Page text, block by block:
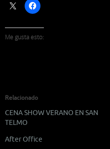
Me gusta esto:
Relacionado
CENA SHOW VERANO EN SAN
TELMO
After Office